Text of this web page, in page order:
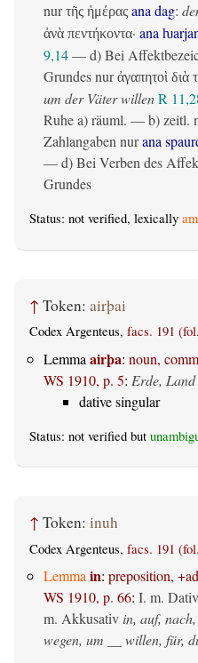
nurτῆς ἡμέρας ana dag:
ἀνὰ πεντήκοντα· ana
9,14— d) Bei
Grundes nurἀγαπητοὶ διὰ
um der Väter willenR
Ruhea)räuml. — b)zeitl.
Zahlangaben nurana
— d) Bei Verben des
Grundes
Status: not verified, lexically
↑ Token: airþai
Codex Argenteus, facs. 191
Lemma airþa: noun,
WS 1910, p. 5: Erde, Land
dative singular
Status: not verified but
↑ Token: inuh
Codex Argenteus, facs. 191
Lemma in: preposition,
WS 1910, p. 66: I. m. Dativ
m. Akkusativ in, auf,
wegen, um __ willen, für,